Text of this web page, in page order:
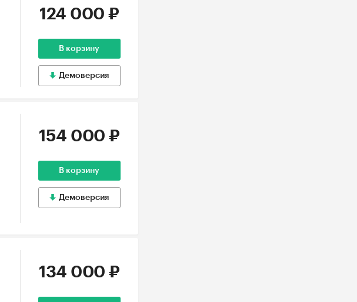
124 000 ₽
В корзину
Демоверсия
154 000 ₽
В корзину
Демоверсия
134 000 ₽